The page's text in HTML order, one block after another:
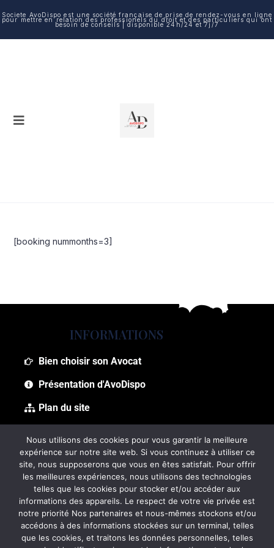
Societe AvoDispo est une société française de prise de rendez-vous en ligne
pour mettre en relation des professionels du droit et des particuliers qui ont
besoin de conseils | disponible 24h/24 et 7j/7
[booking nummonths=3]
INFORMATIONS
Bien choisir son Avocat
Présentation d'AvoDispo
Plan du site
Nous utilisons des cookies pour vous garantir la meilleure
expérience sur notre site web. Si vous continuez à utiliser ce
site, nous supposerons que vous en êtes satisfait. Pour offrir
les meilleures expériences, nous utilisons des technologies
telles que les cookies pour stocker et/ou accéder aux
informations des appareils. Le respect de votre vie privée est
notre priorité Nos partenaires et nous-mêmes stockons et/ou
accédons à des informations stockées sur un terminal, telles
que les cookies, et traitons les données personnelles, telles